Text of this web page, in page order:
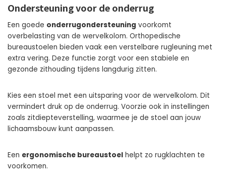
Ondersteuning voor de onderrug
Een goede onderrugondersteuning voorkomt
overbelasting van de wervelkolom. Orthopedische
bureaustoelen bieden vaak een verstelbare rugleuning met
extra vering. Deze functie zorgt voor een stabiele en
gezonde zithouding tijdens langdurig zitten.
Kies een stoel met een uitsparing voor de wervelkolom. Dit
vermindert druk op de onderrug. Voorzie ook in instellingen
zoals zitdiepteverstelling, waarmee je de stoel aan jouw
lichaamsbouw kunt aanpassen.
Een ergonomische bureaustoel helpt zo rugklachten te
voorkomen.